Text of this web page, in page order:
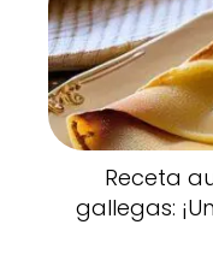
Receta
gallegas: